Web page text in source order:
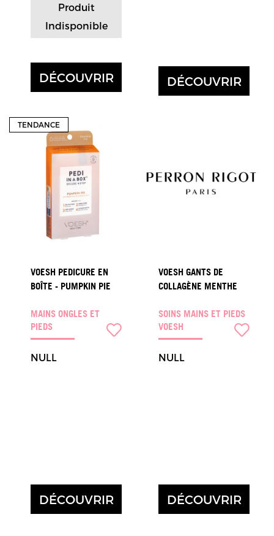
Produit
Indisponible
DÉCOUVRIR DÉCOUVRIR
TENDANCE
VOESH PEDICURE EN
BOÎTE - PUMPKIN PIE
MAINS ONGLES ET
PIEDS
NULL
DÉCOUVRIR
VOESH GANTS DE
COLLAGÈNE MENTHE
SOINS MAINS ET PIEDS
VOESH
NULL
DÉCOUVRIR